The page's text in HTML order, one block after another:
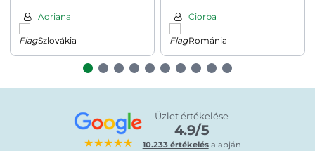
Adriana
Szlovákia
Ciorba
Románia
★★★★★
Üzlet értékelése
4.9/5
10.233 értékelésalapján